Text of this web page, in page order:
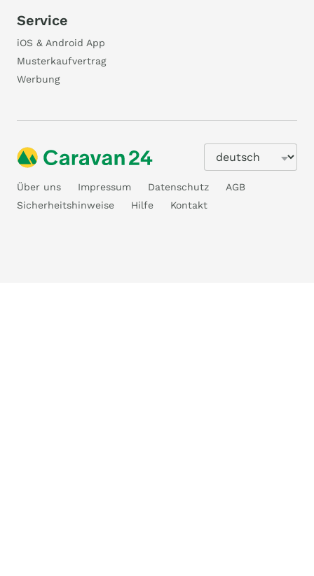
Service
iOS & Android App
Musterkaufvertrag
Werbung
Über uns Impressum Datenschutz
AGB
Sicherheitshinweise
Hilfe Kontakt